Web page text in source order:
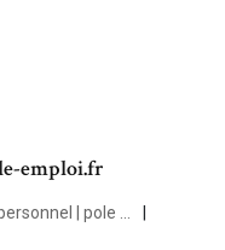
emploi.fr
| pole ...